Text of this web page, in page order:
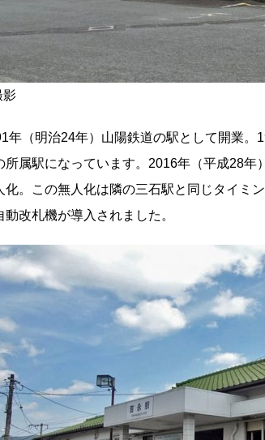
影
年（明治24年）山陽鉄道の駅として開業
所属駅になっています。2016年（平成28
化。この無人化は隣の三石駅と同じタイミ
動改札機が導入されました。